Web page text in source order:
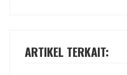
ARTIKEL TERKAIT: